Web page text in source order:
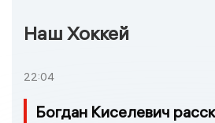
Наш Хоккей
22:04
Богдан Киселевич